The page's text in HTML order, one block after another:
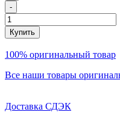
-
Купить
100% оригинальный товар
Все наши товары
Доставка СДЭК